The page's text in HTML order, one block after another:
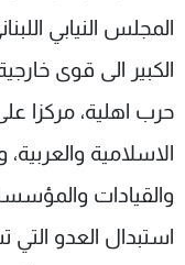
المجلس النيابي
الكبير الى قوى
حرب اهلية، مركزا
الاسلامية
والقيادات
استبدال العدو التي